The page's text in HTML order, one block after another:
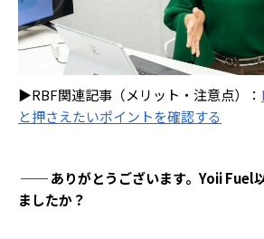
▶RBF関連記事（メリット・注意点）：
と押さえたいポイントを確認する
── ありがとうございます。Yoii Fuel
ましたか？